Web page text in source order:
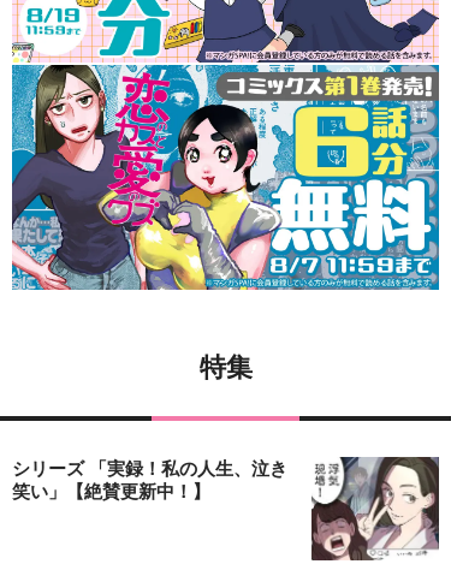
特集
シリーズ 「実録！私の人生、泣き
笑い」【絶賛更新中！】